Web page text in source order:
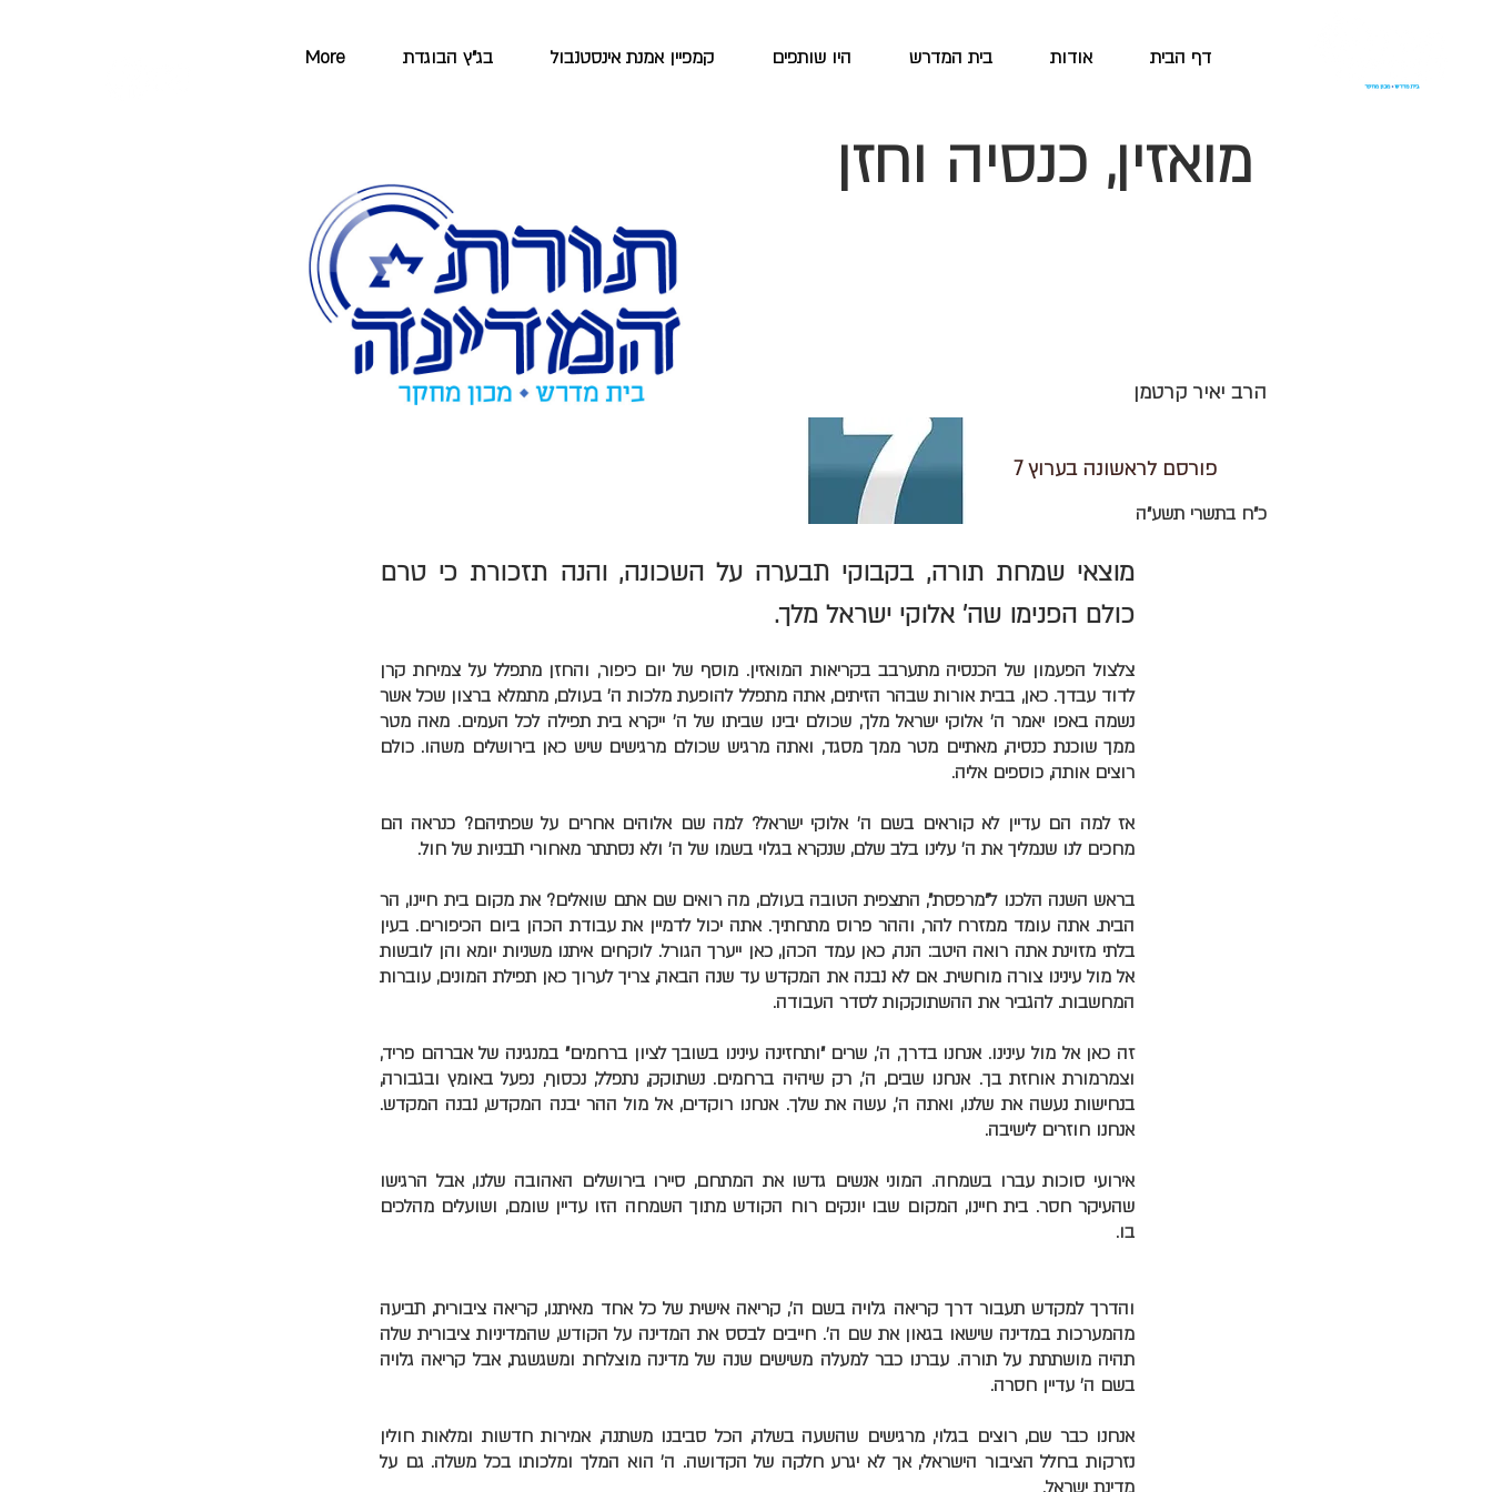
דף הבית אודות בית המדרש היו שותפים קמפיין אמנת אינסטנבול בג"ץ הבוגדת More
מואזין, כנסיה וחזן
הרב יאיר קרטמן
פורסם לראשונה בערוץ 7
כ"ח בתשרי תשע"ה
מוצאי שמחת תורה, בקבוקי תבערה על השכונה, והנה תזכורת כי טרם
כולם הפנימו שה' אלוקי ישראל מלך.
צלצול הפעמון של הכנסיה מתערבב בקריאות המואזין. מוסף של יום כיפור, והחזן מתפלל על צמיחת קרן
לדוד עבדך. כאן, בבית אורות שבהר הזיתים, אתה מתפלל להופעת מלכות ה' בעולם, מתמלא ברצון שכל אשר
נשמה באפו יאמר ה' אלוקי ישראל מלך, שכולם יבינו שביתו של ה' ייקרא בית תפילה לכל העמים. מאה מטר
ממך שוכנת כנסיה, מאתיים מטר ממך מסגד, ואתה מרגיש שכולם מרגישים שיש כאן בירושלים משהו. כולם
רוצים אותה, כוספים אליה.
אז למה הם עדיין לא קוראים בשם ה' אלוקי ישראל? למה שם אלוהים אחרים על שפתיהם? כנראה הם
מחכים לנו שנמליך את ה' עלינו בלב שלם, שנקרא בגלוי בשמו של ה' ולא נסתתר מאחורי תבניות של חול.
בראש השנה הלכנו ל"מרפסת", התצפית הטובה בעולם, מה רואים שם אתם שואלים? את מקום בית חיינו, הר
הבית. אתה עומד ממזרח להר, וההר פרוס מתחתיך. אתה יכול לדמיין את עבודת הכהן ביום הכיפורים. בעין
בלתי מזוינת אתה רואה היטב: הנה, כאן עמד הכהן, כאן ייערך הגורל. לוקחים איתנו משניות יומא והן לובשות
אל מול עינינו צורה מוחשית. אם לא נבנה את המקדש עד שנה הבאה, צריך לערוך כאן תפילת המונים, עוברות
המחשבות. להגביר את ההשתוקקות לסדר העבודה.
זה כאן אל מול עינינו. אנחנו בדרך, ה', שרים "ותחזינה עינינו בשובך לציון ברחמים" במנגינה של אברהם פריד,
וצמרמורת אוחזת בך. אנחנו שבים, ה', רק שיהיה ברחמים. נשתוקק, נתפלל, נכסוף, נפעל באומץ ובגבורה,
בנחישות נעשה את שלנו, ואתה ה', עשה את שלך. אנחנו רוקדים, אל מול ההר יבנה המקדש, נבנה המקדש.
אנחנו חוזרים לישיבה.
אירועי סוכות עברו בשמחה. המוני אנשים גדשו את המתחם, סיירו בירושלים האהובה שלנו, אבל הרגישו
שהעיקר חסר. בית חיינו, המקום שבו יונקים רוח הקודש מתוך השמחה הזו עדיין שומם, ושועלים מהלכים
בו.
והדרך למקדש תעבור דרך קריאה גלויה בשם ה', קריאה אישית של כל אחד מאיתנו, קריאה ציבורית, תביעה
מהמערכות במדינה שישאו בגאון את שם ה'. חייבים לבסס את המדינה על הקודש, שהמדיניות ציבורית שלה
תהיה מושתתת על תורה. עברנו כבר למעלה משישים שנה של מדינה מוצלחת ומשגשגת, אבל קריאה גלויה
בשם ה' עדיין חסרה.
אנחנו כבר שם, רוצים בגלוי, מרגישים שהשעה בשלה, הכל סביבנו משתנה, אמירות חדשות ומלאות חולין
נזרקות בחלל הציבור הישראלי, אך לא יגרע חלקה של הקדושה. ה' הוא המלך ומלכותו בכל משלה. גם על